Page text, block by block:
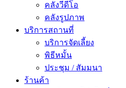
คลังวีดีโอ
คลังรูปภาพ
บริการสถานที่
บริการจัดเลี้ยง
พิธีหมั้น
ประชุม / สัมมนา
ร้านค้า